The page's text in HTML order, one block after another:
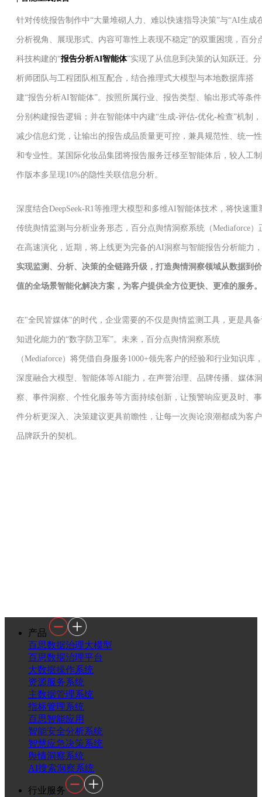
针对传统报告制作中“大量堆砌人力、难以快速指导决策”与“AI生成
分析视角、展现形式、内容可靠性上表现不稳定”的双重困境，百分
科技构建的“报告分析AI智能体”实现了从信息到决策的认知跃迁。分
析师团队与工程团队相互配合，结合推理式大模型与本地数据库搭
建“报告分析AI智能体”。按照所属行业、报告类型、输出形式等条件
分别构建报告逻辑；并在智能体中内建“生成-评估-优化-检查”机制，
减少信息幻觉，让输出的报告成品质量更可控，兼具规范性、统一性
和专业性。某国际化妆品集团将报告服务迁移至智能体后，较人工制
作版本多呈现10%的隐性关联信息分析。
深度结合DeepSeek-R1等推理大模型和多维AI智能体技术，将快速重
传统舆情监测与分析业务形态，百分点舆情洞察系统（Mediaforce）
在高速演化，近期，将上线更为完备的AI洞察与智能报告分析能力，
实现监测、分析、决策的全链路升级，打造舆情洞察领域从数据到价
值的全场景智能化解决方案，为客户提供全方位更快、更准的服务。
在"全民皆媒体"的时代，企业需要的不仅是舆情监测工具，更是具
知进化能力的“数字防卫军”。未来，百分点舆情洞察系统
（Mediaforce）将凭借自身服务1000+领先客户的经验和行业知识库
深度融合大模型、智能体等AI能力，在声誉治理、品牌传播、媒体洞
察、事件洞察、个性化服务等方面持续创新，让预警响应更及时、事
件分析更深入、决策建议更具前瞻性，让每一次舆论浪潮都成为客户
品牌跃升的契机。
产品
百思数据治理大模型
百思数据治理平台
大数据操作系统
资源服务系统
主数据管理系统
指标管理系统
百思智能应用
智能安全分析系统
智慧应急决策系统
舆情洞察系统
AI搜索洞察系统
行业服务